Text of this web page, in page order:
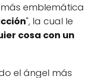
emblemática
", la cual le
cosa con un
el ángel más